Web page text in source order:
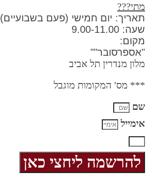
מתי???
תאריך: יום חמישי (פעם בשבועיים)
שעה:
מקום:
"אספרסובר""
מלון מנדרין תל אביב
*** מס' המקומות מוגבל
שם
אימייל
להרשמה ליחצי כאן